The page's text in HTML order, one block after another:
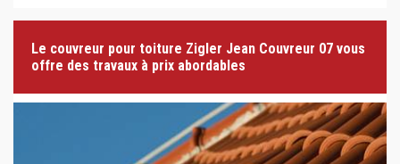
Le couvreur pour toiture Zigler Jean Couvreur 07 vous
offre des travaux à prix abordables